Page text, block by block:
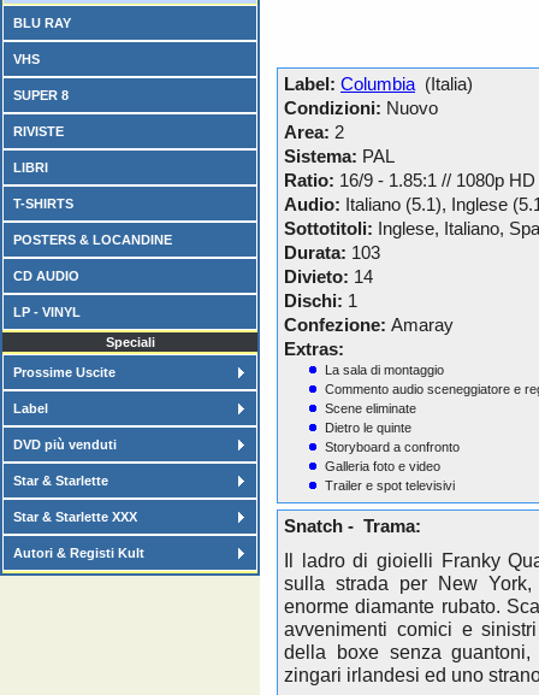
BLU RAY
VHS
SUPER 8
RIVISTE
LIBRI
T-SHIRTS
POSTERS & LOCANDINE
CD AUDIO
LP - VINYL
Speciali
Prossime Uscite
Label
DVD più venduti
Star & Starlette
Star & Starlette XXX
Autori & Registi Kult
Label: Columbia (Italia)
Condizioni: Nuovo
Area: 2
Sistema: PAL
Ratio: 16/9 - 1.85:1 // 1080p HD
Audio: Italiano (5.1), Inglese
Sottotitoli: Inglese, Italiano,
Durata: 103
Divieto: 14
Dischi: 1
Confezione: Amaray
Extras:
La sala di montaggio
Commento audio sceneggiatore e
Scene eliminate
Dietro le quinte
Storyboard a confronto
Galleria foto e video
Trailer e spot televisivi
Snatch - Trama:
Il ladro di gioielli Franky
sulla strada per New
enorme diamante rubato.
avvenimenti comici e
della boxe senza
zingari irlandesi ed uno